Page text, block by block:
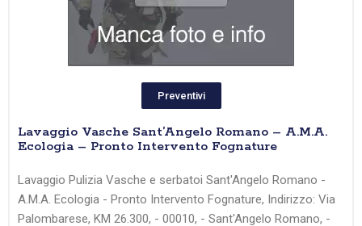
Preventivi
Lavaggio Vasche Sant’Angelo Romano – A.M.A.
Ecologia – Pronto Intervento Fognature
Lavaggio Pulizia Vasche e serbatoi Sant'Angelo Romano -
A.M.A. Ecologia - Pronto Intervento Fognature, Indirizzo: Via
Palombarese, KM 26.300, - 00010, - Sant'Angelo Romano, -